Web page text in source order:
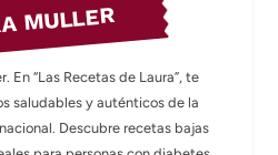
MULLER
En “Las Recetas de Laura”, te
saludables y auténticos de la
Descubre recetas bajas